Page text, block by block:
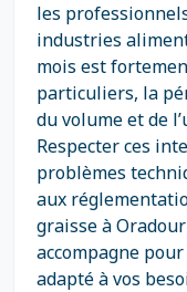
les
industries
mois est
particuliers, la
du volume et de
Respecter ces
problèmes
aux
graisse à
accompagne
adapté à vos